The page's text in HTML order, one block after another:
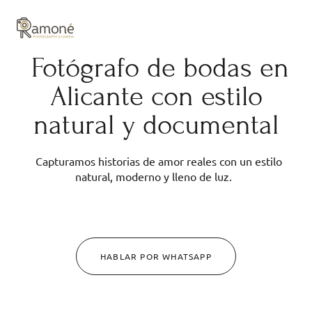
Fotógrafo de bodas en
Alicante con estilo
natural y documental
Capturamos historias de amor reales con un estilo
natural, moderno y lleno de luz.
HABLAR POR WHATSAPP